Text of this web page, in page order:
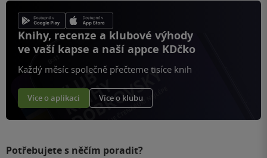
Knihy, recenze a klubové výhody
ve vaší kapse a naší appce KDčko
Každý měsíc společně přečteme tisíce knih
Více o aplikaci Více o klubu
Potřebujete s něčím poradit?